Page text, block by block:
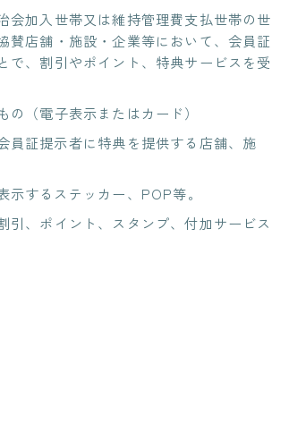
会加入世帯又は維持管理費支払世帯の世
賛店舗・施設・企業等において、会員証
で、割引やポイント、特典サービスを受
の（電子表示またはカード）
員証提示者に特典を提供する店舗、施
示するステッカー、POP等。
引、ポイント、スタンプ、付加サービス